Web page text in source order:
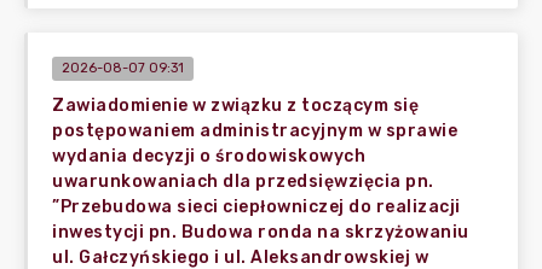
2026-08-07 09:31
Zawiadomienie w związku z toczącym się
postępowaniem administracyjnym w sprawie
wydania decyzji o środowiskowych
uwarunkowaniach dla przedsięwzięcia pn.
”Przebudowa sieci ciepłowniczej do realizacji
inwestycji pn. Budowa ronda na skrzyżowaniu
ul. Gałczyńskiego i ul. Aleksandrowskiej w